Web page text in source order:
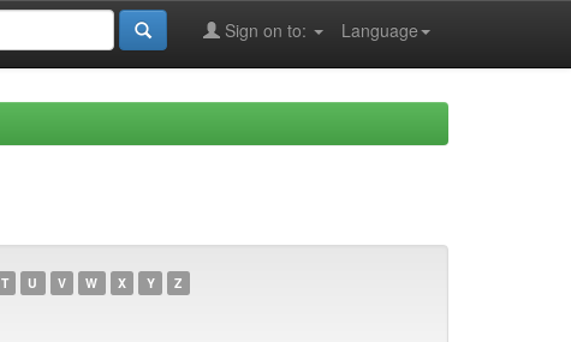
Language
Sign on to:
T U V W X Y Z